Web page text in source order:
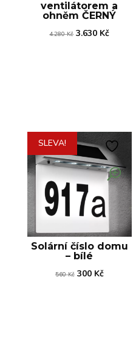
ventilátorem a
ohněm ČERNÝ
4.280Kč Původní
3.630 KčAktuální
SLEVA!
Solární číslo domu
– bílé
560Kč Původní
300 KčAktuální